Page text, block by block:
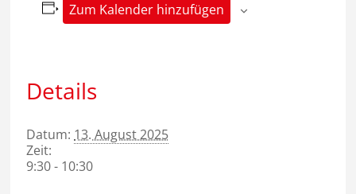
Zum Kalender hinzufügen
Details
Datum: 13. August 2025
Zeit:
9:30 - 10:30